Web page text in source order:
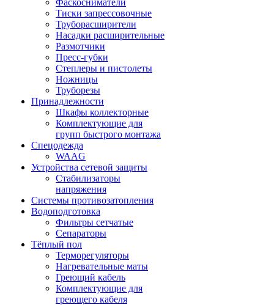
Фаскосниматели
Тиски запрессовочные
Труборасширители
Насадки расширительные
Размотчики
Пресс-губки
Степлеры и пистолеты
Ножницы
Труборезы
Принадлежности
Шкафы коллекторные
Комплектующие для
групп быстрого монтажа
Спецодежда
WAAG
Устройства сетевой защиты
Стабилизаторы
напряжения
Системы противозатопления
Водоподготовка
Фильтры сетчатые
Сепараторы
Тёплый пол
Терморегуляторы
Нагревательные маты
Греющий кабель
Комплектующие для
греющего кабеля